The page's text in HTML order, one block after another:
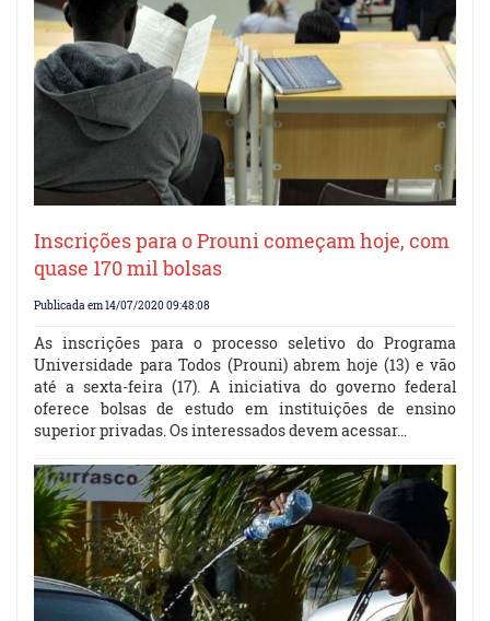
Inscrições para o Prouni começam hoje, com
quase 170 mil bolsas
Publicada em 14/07/2020 09:48:08
As inscrições para o processo seletivo do Programa
Universidade para Todos (Prouni) abrem hoje (13) e vão
até a sexta-feira (17). A iniciativa do governo federal
oferece bolsas de estudo em instituições de ensino
superior privadas. Os interessados devem acessar…